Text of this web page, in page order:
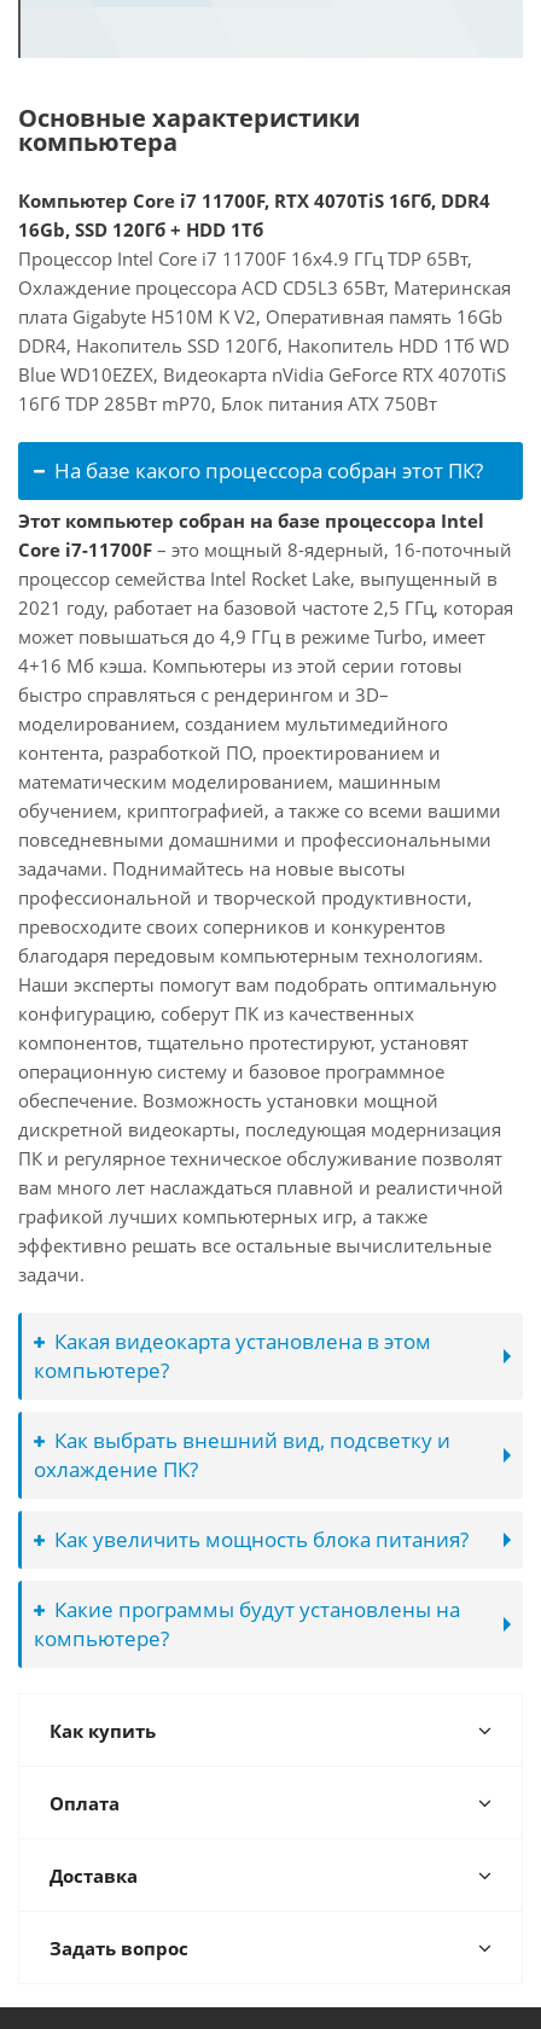
Основные характеристики
компьютера
Компьютер Core i7 11700F, RTX 4070TiS 16Гб, DDR4
16Gb, SSD 120Гб + HDD 1Тб
Процессор Intel Core i7 11700F 16x4.9 ГГц TDP 65Вт,
Охлаждение процессора ACD CD5L3 65Вт, Материнская
плата Gigabyte H510M K V2, Оперативная память 16Gb
DDR4, Накопитель SSD 120Гб, Накопитель HDD 1Тб WD
Blue WD10EZEX, Видеокарта nVidia GeForce RTX 4070TiS
16Гб TDP 285Вт mP70, Блок питания ATX 750Вт
На базе какого процессора собран этот ПК?
Этот компьютер собран на базе процессора Intel
Core i7-11700F – это мощный 8-ядерный, 16-поточный
процессор семейства Intel Rocket Lake, выпущенный в
2021 году, работает на базовой частоте 2,5 ГГц, которая
может повышаться до 4,9 ГГц в режиме Turbo, имеет
4+16 Мб кэша. Компьютеры из этой серии готовы
быстро справляться с рендерингом и 3D–
моделированием, созданием мультимедийного
контента, разработкой ПО, проектированием и
математическим моделированием, машинным
обучением, криптографией, а также со всеми вашими
повседневными домашними и профессиональными
задачами. Поднимайтесь на новые высоты
профессиональной и творческой продуктивности,
превосходите своих соперников и конкурентов
благодаря передовым компьютерным технологиям.
Наши эксперты помогут вам подобрать оптимальную
конфигурацию, соберут ПК из качественных
компонентов, тщательно протестируют, установят
операционную систему и базовое программное
обеспечение. Возможность установки мощной
дискретной видеокарты, последующая модернизация
ПК и регулярное техническое обслуживание позволят
вам много лет наслаждаться плавной и реалистичной
графикой лучших компьютерных игр, а также
эффективно решать все остальные вычислительные
задачи.
Какая видеокарта установлена в этом
компьютере?
Как выбрать внешний вид, подсветку и
охлаждение ПК?
Как увеличить мощность блока питания?
Какие программы будут установлены на
компьютере?
Как купить
Оплата
Доставка
Задать вопрос